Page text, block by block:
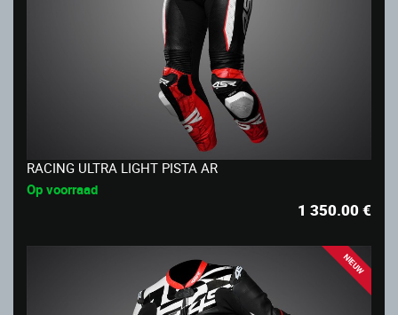
RACING ULTRA LIGHT PISTA AR
Op voorraad
1 350.00€
NIEUW